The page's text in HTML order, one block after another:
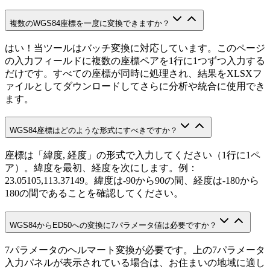
複数のWGS84座標を一度に変換できますか？
はい！当ツールはバッチ変換に対応しています。このページ
の入力フィールドに複数の座標ペアを1行に1つずつ入力する
だけです。すべての座標が同時に処理され、結果をXLSXフ
ァイルとしてダウンロードしてさらに分析や統合に使用でき
ます。
WGS84座標はどのような形式にすべきですか？
座標は「緯度, 経度」の形式で入力してください（1行に1ペ
ア）。緯度を最初、経度を次にします。例：
23.05105,113.37149。緯度は-90から90の間、経度は-180から
180の間であることを確認してください。
WGS84からED50への変換に7パラメータ値は必要ですか？
7パラメータのヘルマート変換が必要です。上の7パラメータ
入力パネルが表示されている場合は、お住まいの地域に適し